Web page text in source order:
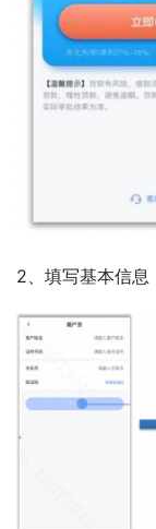
2、填写基本信息